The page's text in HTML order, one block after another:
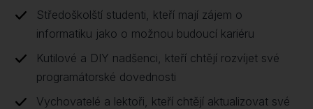
Středoškolští studenti, kteří mají zájem o
informatiku jako o možnou budoucí kariéru
Kutilové a DIY nadšenci, kteří chtějí rozvíjet své
programátorské dovednosti
Vychovatelé a lektoři, kteří chtějí aktualizovat své